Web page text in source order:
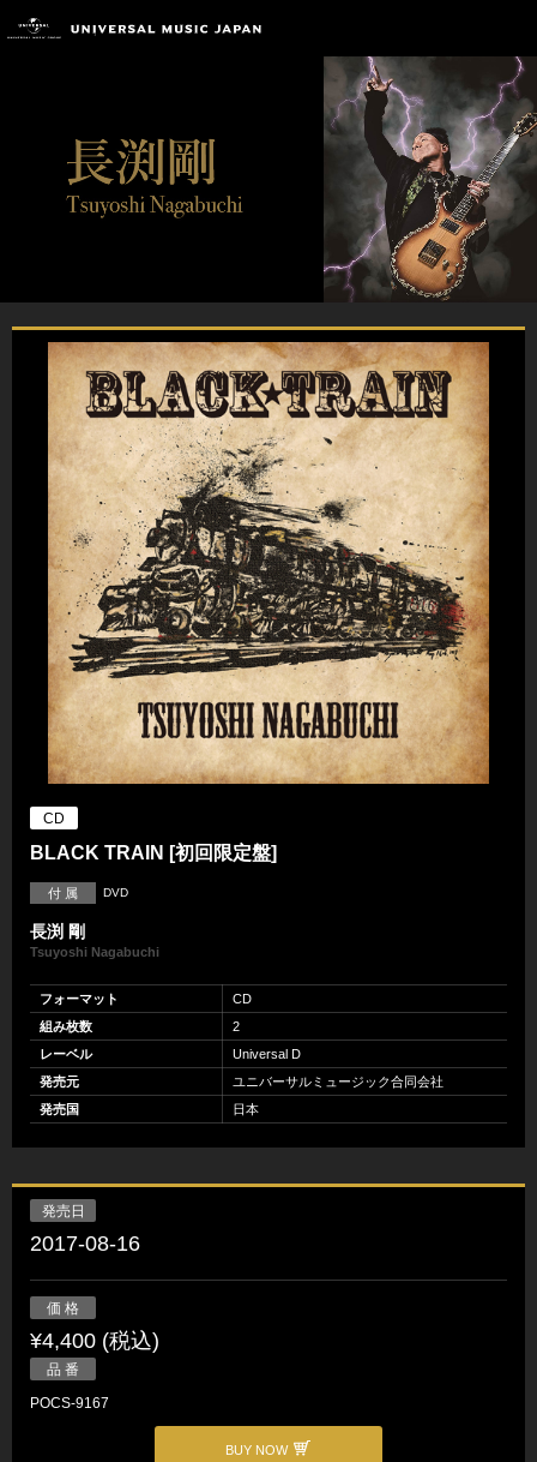
CD
BLACK TRAIN [初回限定盤]
付 属 DVD
長渕 剛
Tsuyoshi Nagabuchi
フォーマット
CD
組み枚数
2
レーベル
Universal D
発売元
ユニバーサルミュージック合同会社
発売国
日本
発売日
2017-08-16
価 格
¥4,400 (税込)
品 番
POCS-9167
BUY NOW